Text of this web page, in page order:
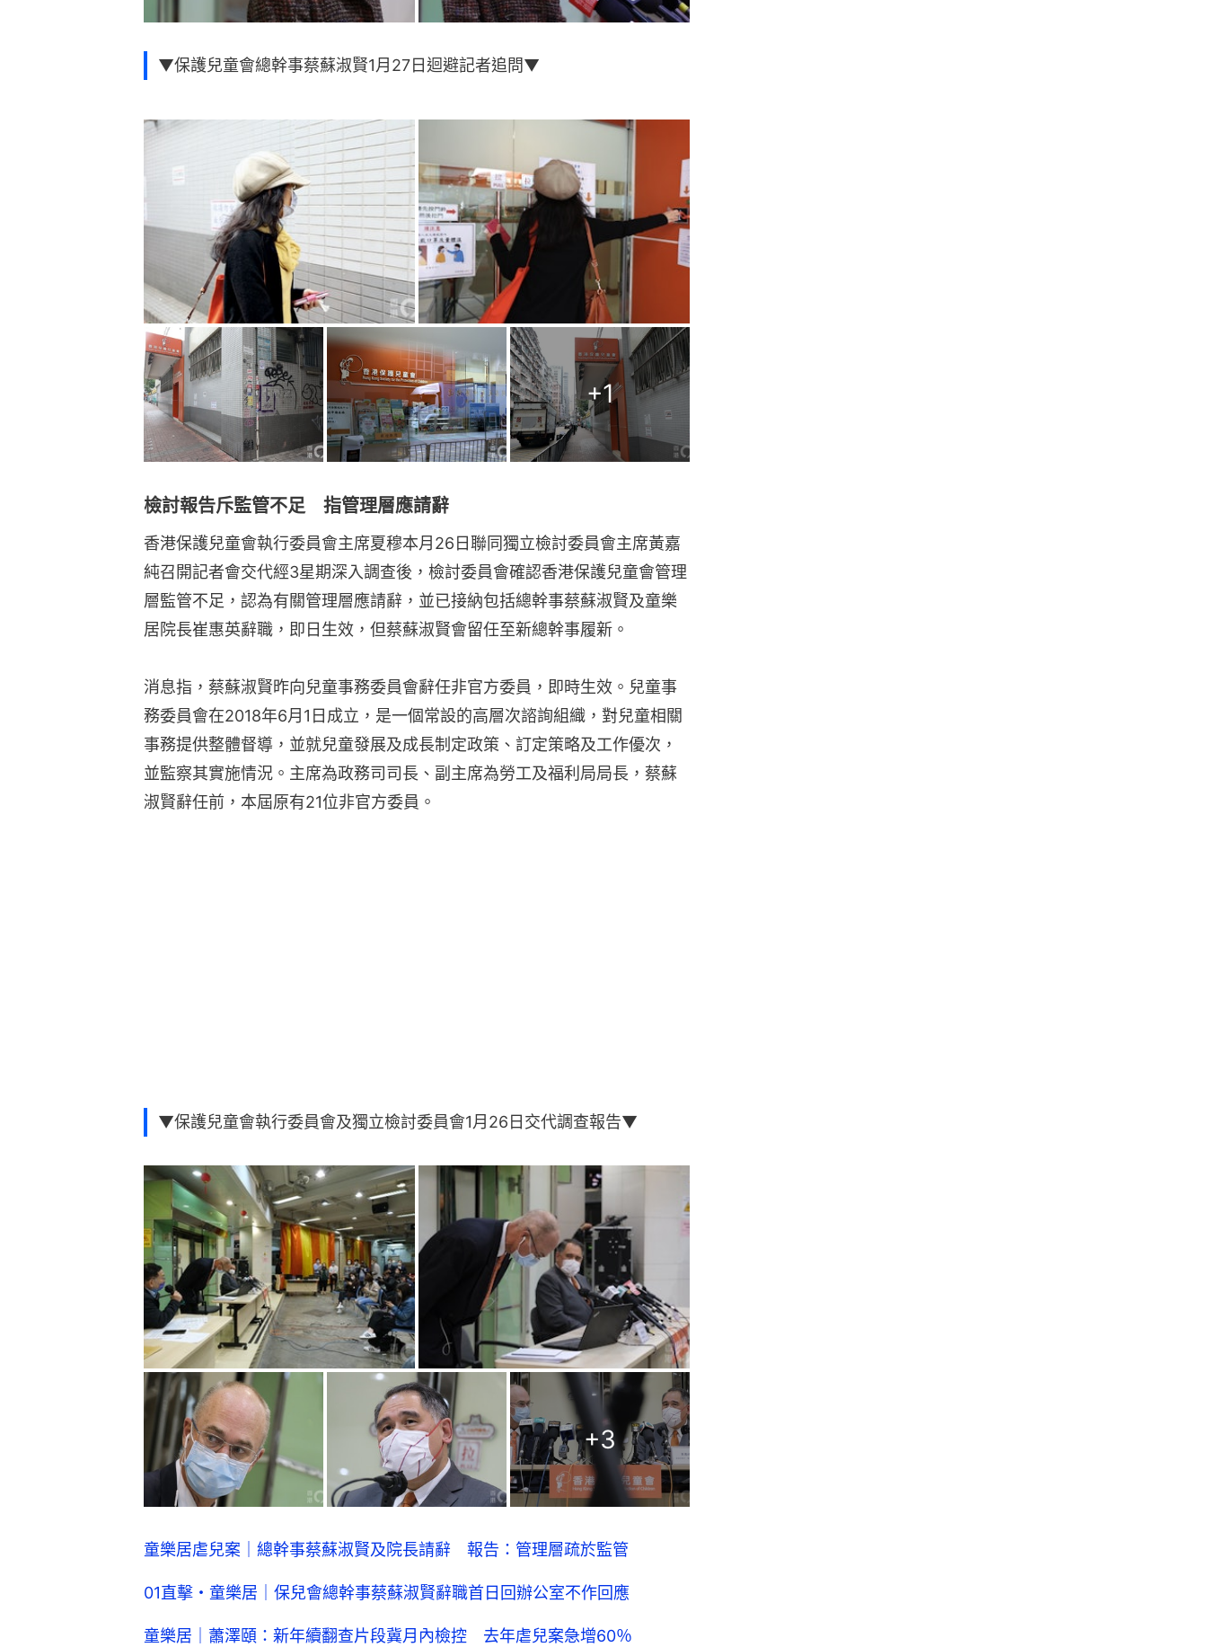
▼保護兒童會總幹事蔡蘇淑賢1月27日迴避記者追問▼
+1
檢討報告斥監管不足 指管理層應請辭
香港保護兒童會執行委員會主席夏穆本月26日聯同獨立檢討委員會主席黃嘉
純召開記者會交代經3星期深入調查後，檢討委員會確認香港保護兒童會管理
層監管不足，認為有關管理層應請辭，並已接納包括總幹事蔡蘇淑賢及童樂
居院長崔惠英辭職，即日生效，但蔡蘇淑賢會留任至新總幹事履新。
消息指，蔡蘇淑賢昨向兒童事務委員會辭任非官方委員，即時生效。兒童事
務委員會在2018年6月1日成立，是一個常設的高層次諮詢組織，對兒童相關
事務提供整體督導，並就兒童發展及成長制定政策、訂定策略及工作優次，
並監察其實施情況。主席為政務司司長、副主席為勞工及福利局局長，蔡蘇
淑賢辭任前，本屆原有21位非官方委員。
▼保護兒童會執行委員會及獨立檢討委員會1月26日交代調查報告▼
+3
童樂居虐兒案｜總幹事蔡蘇淑賢及院長請辭 報告：管理層疏於監管
01直擊・童樂居｜保兒會總幹事蔡蘇淑賢辭職首日回辦公室不作回應
童樂居｜蕭澤頤：新年續翻查片段冀月內檢控 去年虐兒案急增60％